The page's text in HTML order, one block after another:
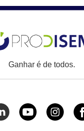
Ganhar é de todos.